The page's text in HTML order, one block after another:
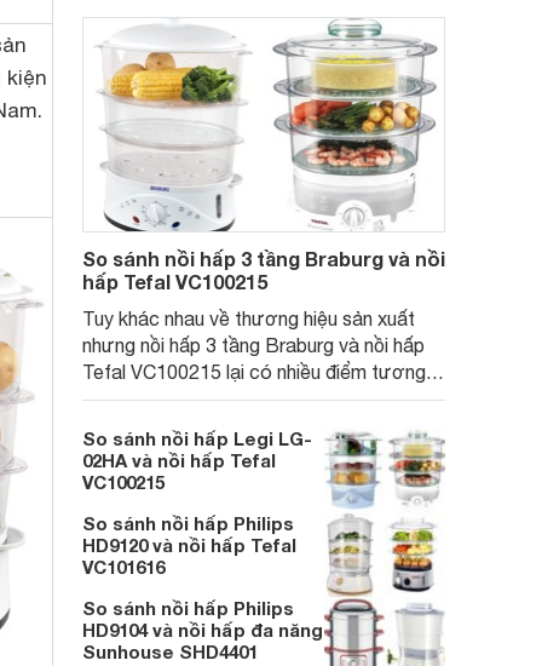
kiện
So sánh nồi hấp 3 tầng Braburg và nồi
hấp Tefal VC100215
Tuy khác nhau về thương hiệu sản xuất
nhưng nồi hấp 3 tầng Braburg và nồi hấp
Tefal VC100215 lại có nhiều điểm tương
đồng về công suất cùng một vài tính năng
So sánh nồi hấp Legi LG-
02HA và nồi hấp Tefal
VC100215
So sánh nồi hấp Philips
HD9120 và nồi hấp Tefal
VC101616
So sánh nồi hấp Philips
HD9104 và nồi hấp đa năng
Sunhouse SHD4401